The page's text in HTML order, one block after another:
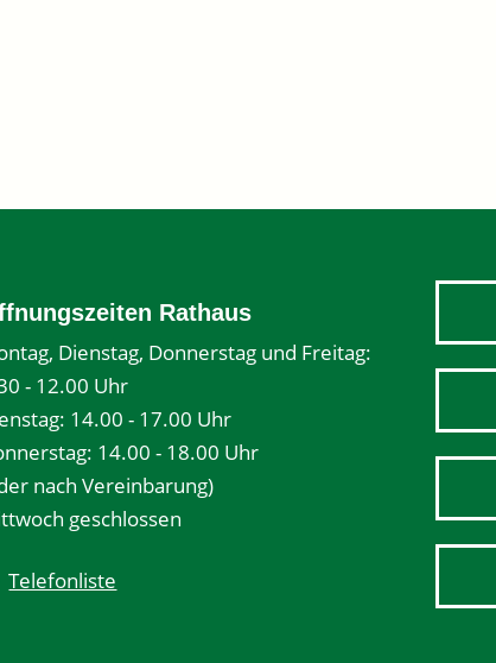
Rathaus
Dienstag, Donnerstag und Freitag:
- 12.00 Uhr
14.00 - 17.00 Uhr
14.00 - 18.00 Uhr
nach Vereinbarung)
geschlossen
Telefonliste